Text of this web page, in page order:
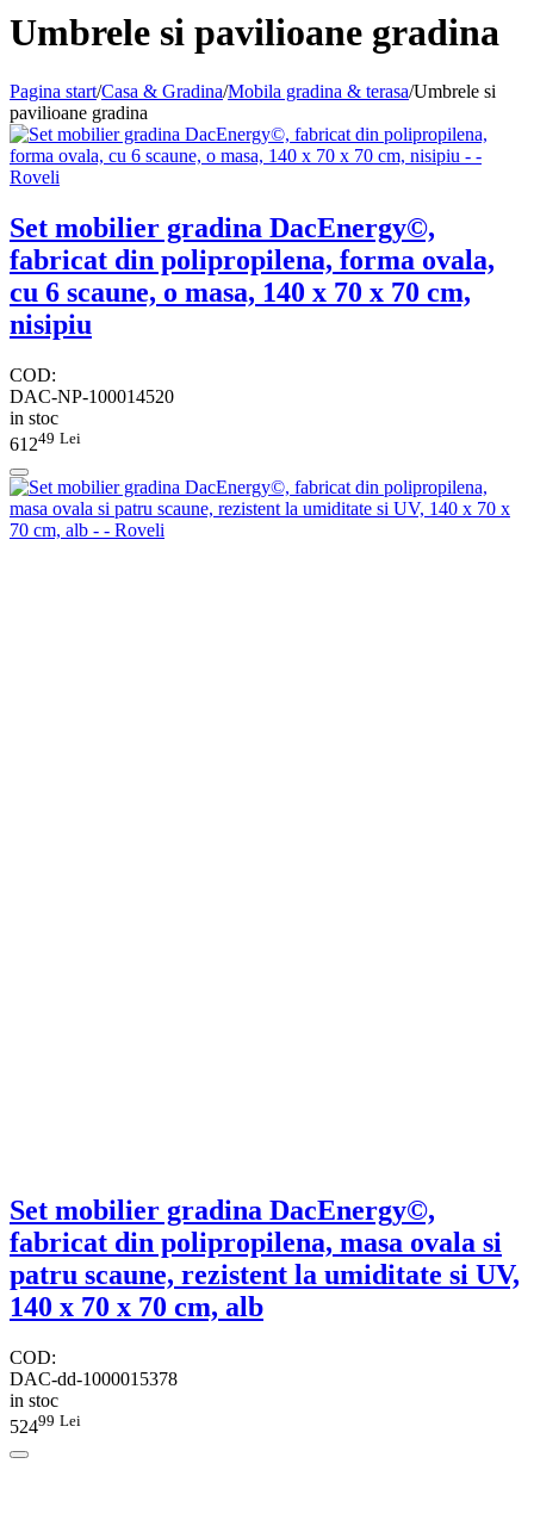
Umbrele si pavilioane gradina
Pagina start/Casa & Gradina/Mobila gradina & terasa/Umbrele si
pavilioane gradina
Set mobilier gradina DacEnergy©,
fabricat din polipropilena, forma ovala,
cu 6 scaune, o masa, 140 x 70 x 70 cm,
nisipiu
COD:
DAC-NP-100014520
in stoc
61249 Lei
Set mobilier gradina DacEnergy©,
fabricat din polipropilena, masa ovala si
patru scaune, rezistent la umiditate si UV,
140 x 70 x 70 cm, alb
COD:
DAC-dd-1000015378
in stoc
52499 Lei